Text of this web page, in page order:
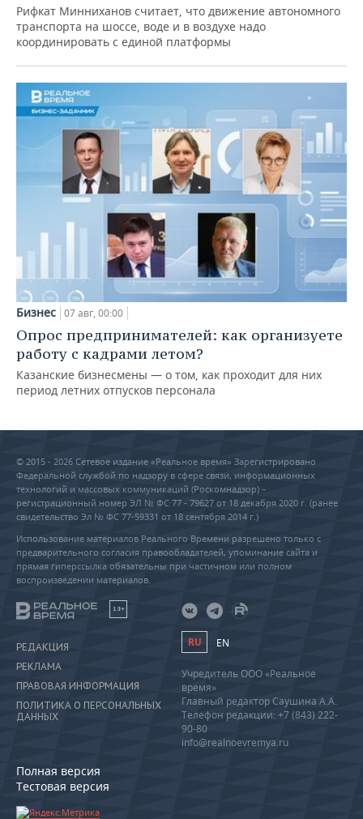
Рифкат Минниханов считает, что движение автономного
транспорта на шоссе, воде и в воздухе надо
координировать с единой платформы
Бизнес 07 авг, 00:00
Опрос предпринимателей: как организуете
работу с кадрами летом?
Казанские бизнесмены — о том, как проходит для них
период летних отпусков персонала
© 2015 - 2026 Сетевое издание «Реальное время» Зарегистрировано
Федеральной службой по надзору в сфере связи, информационных
технологий и массовых коммуникаций (Роскомнадзор) –
регистрационный номер ЭЛ № ФС 77 - 79627 от 18 декабря 2020 г. (ранее
свидетельство Эл № ФС 77-59331 от 18 сентября 2014 г.)
Использование материалов Реального Времени разрешено только с
предварительного согласия правообладателей, упоминание сайта и
прямая гиперссылка обязательны при частичном или полном
воспроизведении материалов.
18+
РЕДАКЦИЯ
РЕКЛАМА
ПРАВОВАЯ ИНФОРМАЦИЯ
ПОЛИТИКА О ПЕРСОНАЛЬНЫХ
ДАННЫХ
Полная версия
Тестовая версия
RU EN
Учредитель ООО «Реальное
время»
Главный редактор Саушина А.А.
Телефон редакции: +7 (843) 222-
90-80
info@realnoevremya.ru